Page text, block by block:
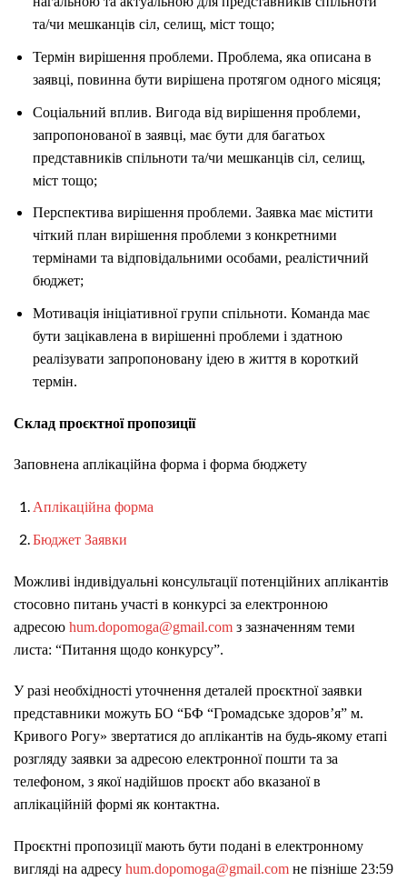
та/чи мешканців сіл, селищ, міст тощо;
Термін вирішення проблеми. Проблема, яка описана в
заявці, повинна бути вирішена протягом одного місяця;
Соціальний вплив. Вигода від вирішення проблеми,
запропонованої в заявці, має бути для багатьох
представників спільноти та/чи мешканців сіл, селищ,
міст тощо;
Перспектива вирішення проблеми. Заявка має містити
чіткий план вирішення проблеми з конкретними
термінами та відповідальними особами, реалістичний
бюджет;
Мотивація ініціативної групи спільноти. Команда має
бути зацікавлена в вирішенні проблеми і здатною
реалізувати запропоновану ідею в життя в короткий
термін.
Склад проєктної пропозиції
Заповнена аплікаційна форма і форма бюджету
Аплікаційна форма
Бюджет Заявки
Можливі індивідуальні консультації потенційних аплікантів
стосовно питань участі в конкурсі за електронною
адресою hum.dopomoga@gmail.com з зазначенням теми
листа: “Питання щодо конкурсу”.
У разі необхідності уточнення деталей проєктної заявки
представники можуть БО “БФ “Громадське здоров’я” м.
Кривого Рогу» звертатися до аплікантів на будь-якому етапі
розгляду заявки за адресою електронної пошти та за
телефоном, з якої надійшов проєкт або вказаної в
аплікаційній формі як контактна.
Проєктні пропозиції мають бути подані в електронному
вигляді на адресу hum.dopomoga@gmail.com не пізніше 23:59